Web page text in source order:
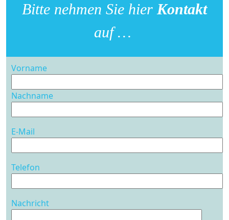
Bitte nehmen Sie hier Kontakt
auf …
Vorname
Nachname
E-Mail
Telefon
Nachricht